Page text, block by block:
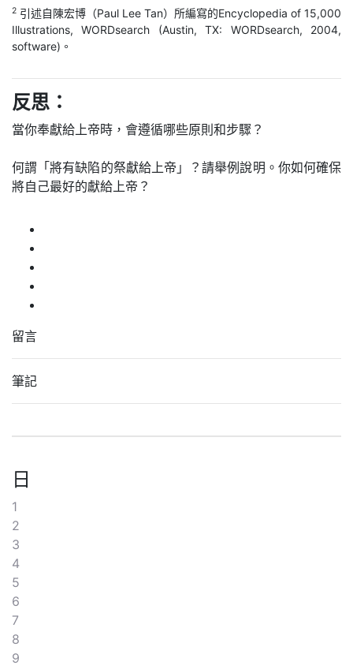
2 引述自陳宏博（Paul Lee Tan）所編寫的Encyclopedia of 15,000
Illustrations, WORDsearch (Austin, TX: WORDsearch, 2004,
software)。
反思：
當你奉獻給上帝時，會遵循哪些原則和步驟？
何謂「將有缺陷的祭獻給上帝」？請舉例說明。你如何確保
將自己最好的獻給上帝？
留言
筆記
日
1
2
3
4
5
6
7
8
9